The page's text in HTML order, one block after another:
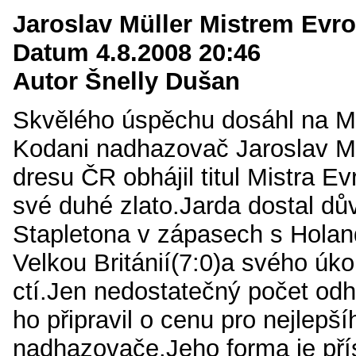
Jaroslav Müller Mistrem
Datum 4.8.2008 20:46
Autor Šnelly Dušan
Skvělého úspěchu dosáhl na
Kodani nadhazovač Jaroslav
dresu ČR obhájil titul Mistra
své duhé zlato.Jarda dostal
Stapletona v zápasech s
Velkou Británií(7:0)a svého
ctí.Jen nedostatečný počet
ho připravil o cenu pro
nadhazovače.Jeho forma je